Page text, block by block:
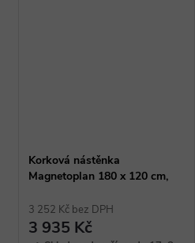
Korková nástěnka
Magnetoplan 180 x 120 cm,
3 252 Kč bez DPH
3 935 Kč